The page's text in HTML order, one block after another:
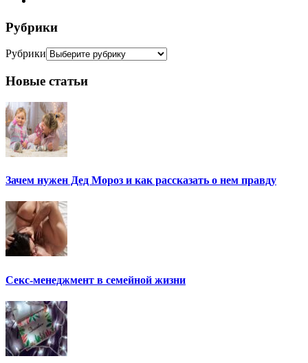
Рубрики
Рубрики
Новые статьи
Зачем нужен Дед Мороз и как рассказать о нем правду
Секс-менеджмент в семейной жизни